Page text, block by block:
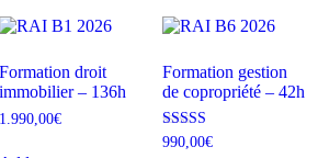
Formation droit
immobilier – 136h
1.990,00€
Formation gestion
de copropriété – 42h
Note
990,00€